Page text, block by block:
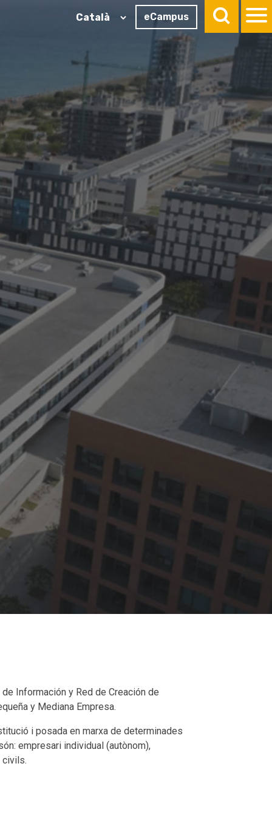
eCampus
Información y Red de Creación de
y Mediana Empresa.
i posada en marxa de determinades
empresari individual (autònom),